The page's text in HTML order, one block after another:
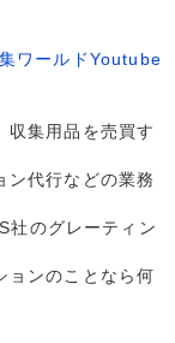
ワールドYoutube
収集用品を売買す
ン代行などの業務
社のグレーティン
ョンのことなら何